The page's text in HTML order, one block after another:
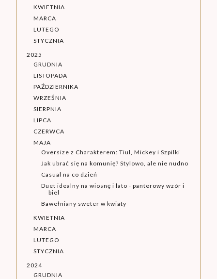
KWIETNIA
MARCA
LUTEGO
STYCZNIA
2025
GRUDNIA
LISTOPADA
PAŹDZIERNIKA
WRZEŚNIA
SIERPNIA
LIPCA
CZERWCA
MAJA
Oversize z Charakterem: Tiul, Mickey i Szpilki
Jak ubrać się na komunię? Stylowo, ale nie nudno
Casual na co dzień
Duet idealny na wiosnę i lato - panterowy wzór i
biel
Bawełniany sweter w kwiaty
KWIETNIA
MARCA
LUTEGO
STYCZNIA
2024
GRUDNIA